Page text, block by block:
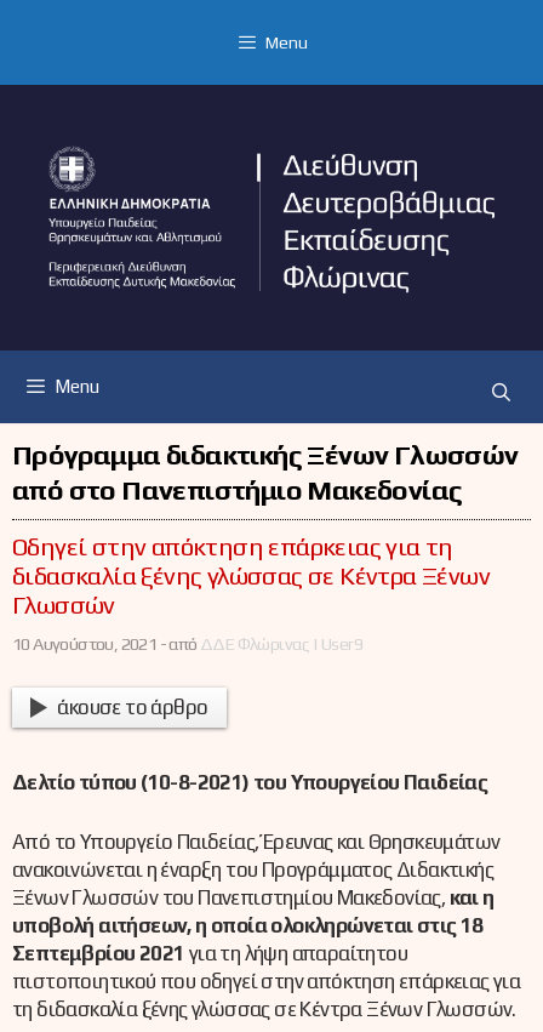
Menu
Menu
Πρόγραμμα διδακτικής Ξένων Γλωσσών
από στο Πανεπιστήμιο Μακεδονίας
Οδηγεί στην απόκτηση επάρκειας για τη
διδασκαλία ξένης γλώσσας σε Κέντρα Ξένων
Γλωσσών
10 Αυγούστου, 2021 -από ΔΔΕ Φλώρινας | User9
άκουσε το άρθρο
Δελτίο τύπου (10-8-2021) του Υπουργείου Παιδείας
Από το Υπουργείο Παιδείας, Έρευνας και Θρησκευμάτων
ανακοινώνεται η έναρξη του Προγράμματος Διδακτικής
Ξένων Γλωσσών του Πανεπιστημίου Μακεδονίας, και η
υποβολή αιτήσεων, η οποία ολοκληρώνεται στις 18
Σεπτεμβρίου 2021 για τη λήψη απαραίτητου
πιστοποιητικού που οδηγεί στην απόκτηση επάρκειας για
τη διδασκαλία ξένης γλώσσας σε Κέντρα Ξένων Γλωσσών.